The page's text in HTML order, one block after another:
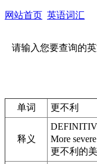
网站首页 英语词汇
请输入您要查询的英
单词 更不利
释义
More
更不利的